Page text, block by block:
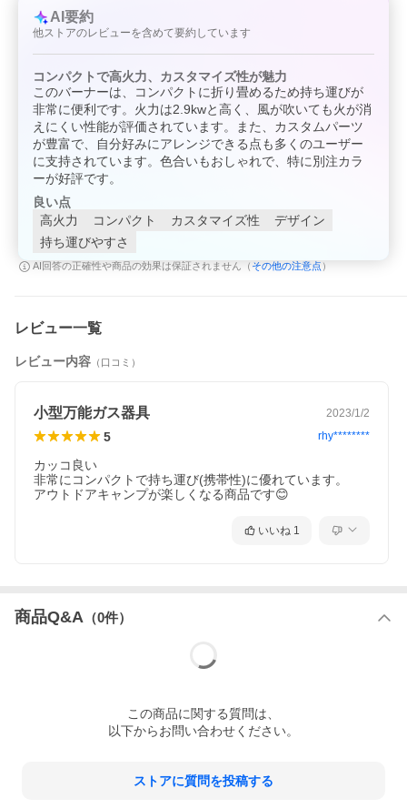
3本【お得な2点セット】 サンドベージュ
SOTO レギュレーターストーブ+レギュレーターストーブ専用点火アシ
ストレバー+パワーガス【お得な3点セット】
AI要約
他ストアのレビューを含めて要約しています
コンパクトで高火力、カスタマイズ性が魅力
このバーナーは、コンパクトに折り畳めるため持ち運びが
非常に便利です。火力は2.9kwと高く、風が吹いても火が消
えにくい性能が評価されています。また、カスタムパーツ
が豊富で、自分好みにアレンジできる点も多くのユーザー
に支持されています。色合いもおしゃれで、特に別注カラ
ーが好評です。
良い点
高火力
コンパクト カスタマイズ性
デザイン
持ち運びやすさ
AI回答の正確性や商品の効果は保証されません（ その他の注意点 ）
レビュー一覧
レビュー内容 （口コミ）
小型万能ガス器具 2023/1/2
5 rhy********
カッコ良い
非常にコンパクトで持ち運び(携帯性)に優れています。
アウトドアキャンプが楽しくなる商品です😊
いいね 1
商品Q&A （0件）
この商品に関する質問は、
以下からお問い合わせください。
ストアに質問を投稿する